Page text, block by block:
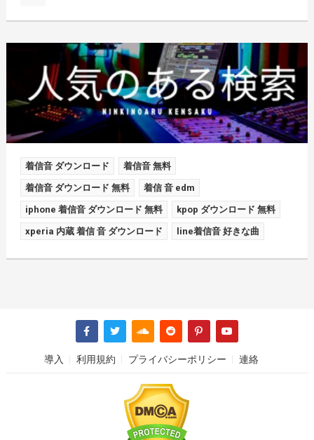
着信音 ダウンロード 着信音 無料
着信音 ダウンロード 無料 着信 音 edm
iphone 着信音 ダウンロード 無料 kpop ダウンロード 無料
xperia 内蔵 着信 音 ダウンロード line着信音 好きな曲
導入 利用規約 プライバシーポリシー 連絡